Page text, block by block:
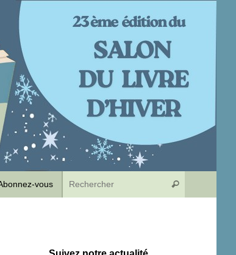
vous Rechercher